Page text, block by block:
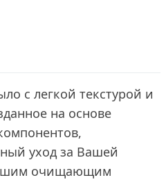
с легкой текстурой и
на основе
уход за Вашей
очищающим